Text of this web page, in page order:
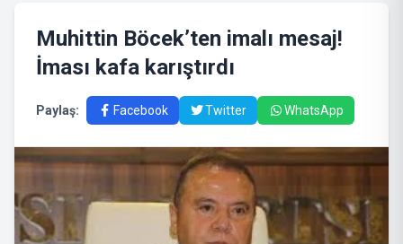
Muhittin Böcek’ten imalı mesaj!
İması kafa karıştırdı
Paylaş: Facebook Twitter WhatsApp